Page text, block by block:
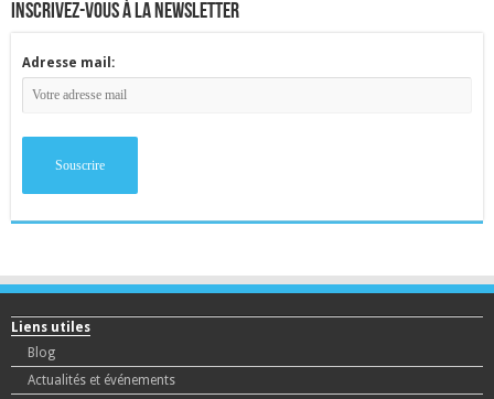
inscrivez-vous à la newsletter
Adresse mail:
Liens utiles
Blog
Actualités et événements